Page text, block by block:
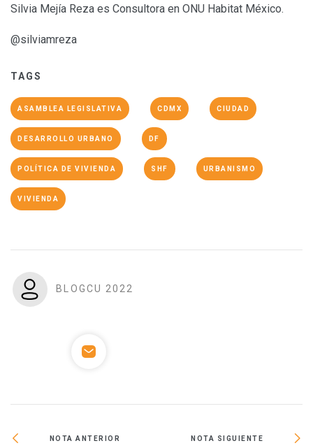
Silvia Mejía Reza es Consultora en ONU Habitat México.
@silviamreza
TAGS
ASAMBLEA LEGISLATIVA CDMX CIUDAD
DESARROLLO URBANO DF
POLÍTICA DE VIVIENDA SHF URBANISMO
VIVIENDA
BLOGCU 2022
NOTA ANTERIOR NOTA SIGUIENTE